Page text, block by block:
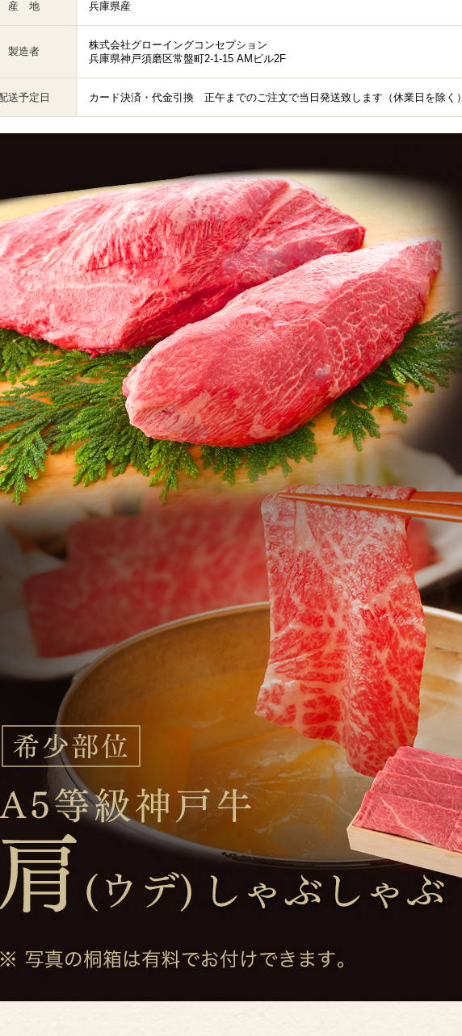
産 地 兵庫県産
製造者
株式会社グローイングコンセプション
兵庫県神戸須磨区常盤町2-1-15 AMビル2F
送予定日 カード決済・代金引換 正午までのご注文で当日発送致します（休業日を除く）